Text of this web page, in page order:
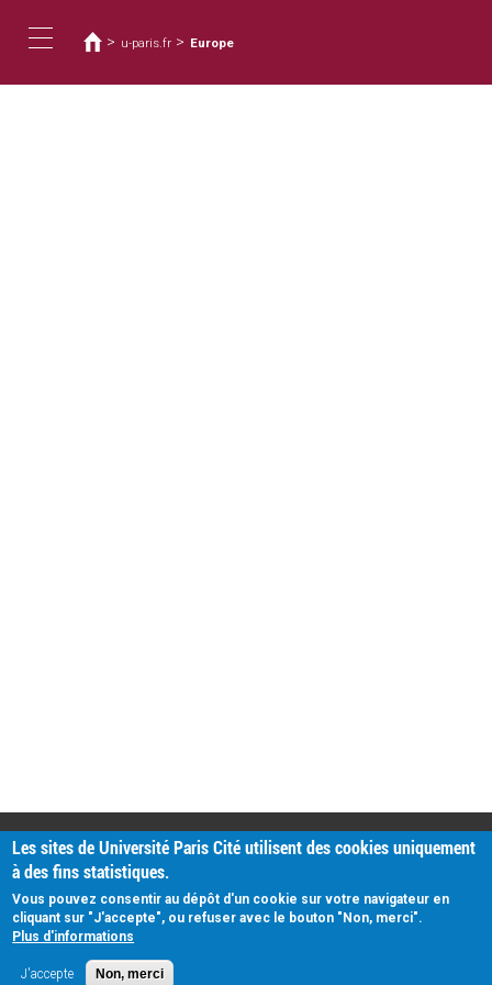
容
在
這
裡
> u-paris.fr > Europe
PRATIQUE
Plan d'accès
Intranet
Mentions légales
Données personnelles
Les sites de Université Paris Cité utilisent des cookies uniquement
à des fins statistiques.
Vous pouvez consentir au dépôt d'un cookie sur votre navigateur en
cliquant sur "J'accepte", ou refuser avec le bouton "Non, merci".
Plus d'informations
J'accepte Non, merci